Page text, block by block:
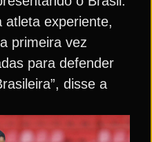
atleta experiente,
primeira vez
para defender
disse a